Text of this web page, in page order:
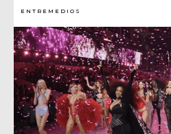
ENTREMEDIOS